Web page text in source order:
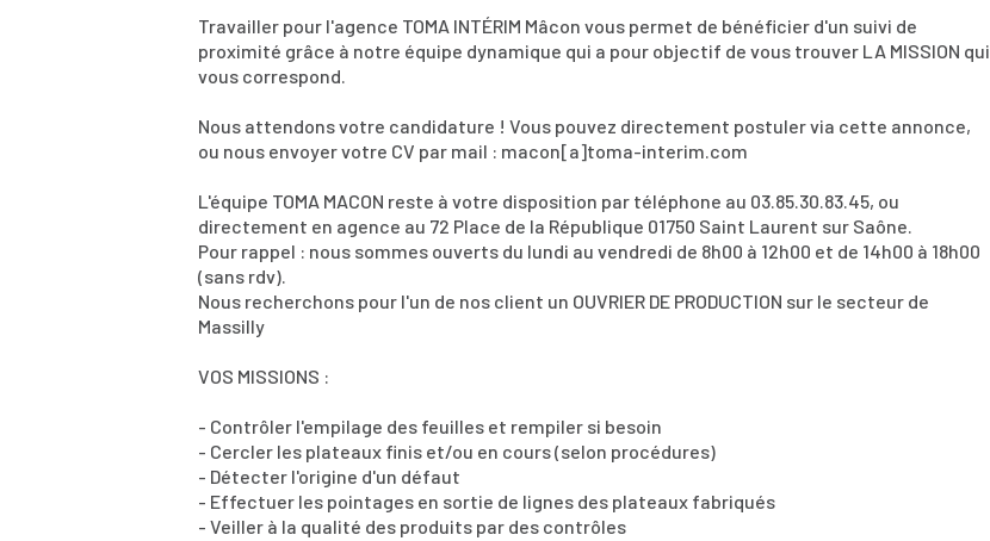
Travailler pour l'agence TOMA INTÉRIM Mâcon vous permet de bénéficier d'un suivi de
proximité grâce à notre équipe dynamique qui a pour objectif de vous trouver LA MISSION qui
vous correspond.
Nous attendons votre candidature ! Vous pouvez directement postuler via cette annonce,
ou nous envoyer votre CV par mail : macon[a]toma-interim.com
L'équipe TOMA MACON reste à votre disposition par téléphone au 03.85.30.83.45, ou
directement en agence au 72 Place de la République 01750 Saint Laurent sur Saône.
Pour rappel : nous sommes ouverts du lundi au vendredi de 8h00 à 12h00 et de 14h00 à 18h00
(sans rdv).
Nous recherchons pour l'un de nos client un OUVRIER DE PRODUCTION sur le secteur de
Massilly
VOS MISSIONS :
- Contrôler l'empilage des feuilles et rempiler si besoin
- Cercler les plateaux finis et/ou en cours (selon procédures)
- Détecter l'origine d'un défaut
- Effectuer les pointages en sortie de lignes des plateaux fabriqués
- Veiller à la qualité des produits par des contrôles